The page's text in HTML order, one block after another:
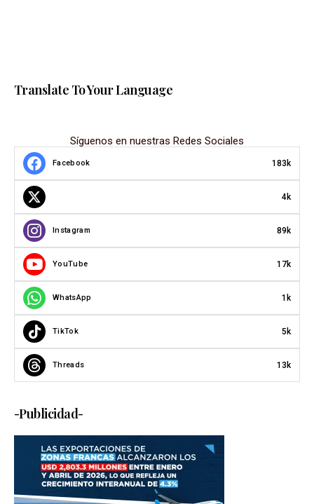
Translate To Your Language
Síguenos en nuestras Redes Sociales
Facebook 183k
4k
Instagram 89k
YouTube 17k
WhatsApp 1k
TikTok 5k
Threads 13k
-Publicidad-